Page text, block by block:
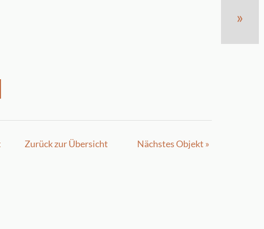
»
Zurück zur Übersicht Nächstes Objekt »